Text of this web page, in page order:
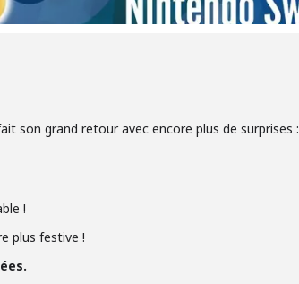
son grand retour avec encore plus de surprises :
!
plus festive !